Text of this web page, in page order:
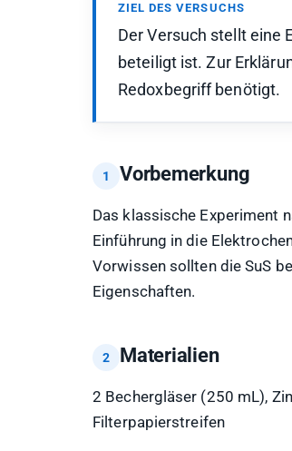
ZIEL DES VERSUCHS
Der Versuch stellt eine
beteiligt ist. Zur
Redoxbegriff benötigt.
Vorbemerkung
Das klassische Experiment
Einführung in die
Vorwissen sollten die SuS
Eigenschaften.
Materialien
2 Bechergläser (250 mL),
Filterpapierstreifen